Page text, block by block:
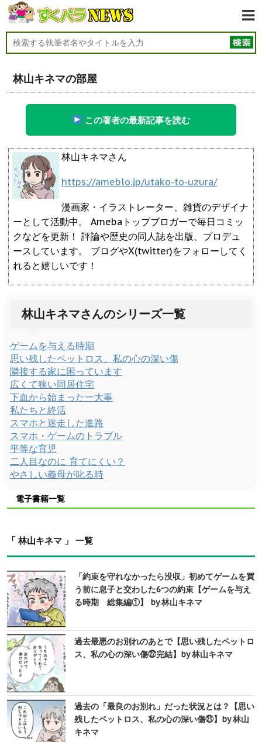
林山キネマの部屋
この著者の最新記事を読む
林山キネマさん
https://ameblo.jp/utako-to-uzura/
漫画家・イラストレーター、雑貨のデザイナ
ーとして活動中。 Amebaトップブロガーで毎日コミッ
クなどを更新！ 評論や歴史の同人誌を出版、プロデュ
ースしています。 ブログやX(twitter)をフォローしてく
れると嬉しいです！
林山キネマさんのシリーズ一覧
ゲームを与える時期
思い残したペットロス、私の心の深い傷
隣接する家に困っています
広くて狭い同居住宅
下血から始まった一大事
私たちと終活
スマホと迷走した進路
スマホ・ゲームのトラブル
平等な育児
二人目なのに 育てにくい？
やさしい義母が叱る時
電子書籍一覧
「 林山キネマ 」 一覧
「約束を守れなかったら没収」初めてゲームを買
う前に息子と交わした6つの約束【ゲームを与え
る時期 総集編①】 by 林山キネマ
過去最悪のお別れのあとで【思い残したペットロ
ス、私の心の深い傷㉒完結】by 林山キネマ
過去の「最良のお別れ」だった状況とは？【思い
残したペットロス、私の心の深い傷㉑】by 林山
キネマ